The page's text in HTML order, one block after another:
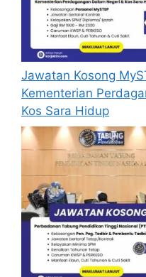
berjaya.
Mohon Online
Jawatan Kosong
Kementerian
Kos Sara Hidup